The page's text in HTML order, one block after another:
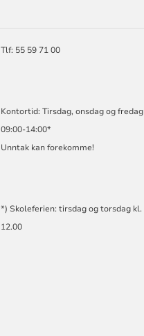
Tlf: 55 59 71 00
Kontortid: Tirsdag, onsdag og
09:00-14:00*
Unntak kan forekomme!
*) Skoleferien: tirsdag og torsdag kl.
12.00